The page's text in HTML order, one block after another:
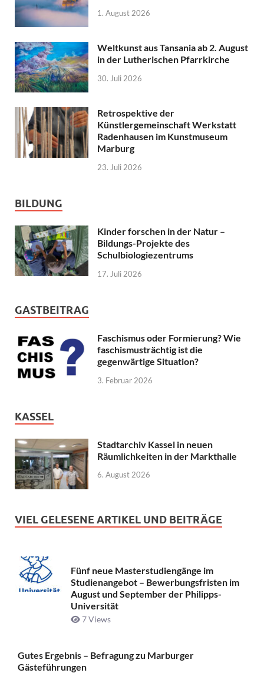
1. August 2026
Weltkunst aus Tansania ab 2. August
in der Lutherischen Pfarrkirche
30. Juli 2026
Retrospektive der
Künstlergemeinschaft Werkstatt
Radenhausen im Kunstmuseum
Marburg
23. Juli 2026
BILDUNG
Kinder forschen in der Natur –
Bildungs-Projekte des
Schulbiologiezentrums
17. Juli 2026
GASTBEITRAG
Faschismus oder Formierung? Wie
faschismusträchtig ist die
gegenwärtige Situation?
3. Februar 2026
KASSEL
Stadtarchiv Kassel in neuen
Räumlichkeiten in der Markthalle
6. August 2026
VIEL GELESENE ARTIKEL UND BEITRÄGE
Fünf neue Masterstudiengänge im
Studienangebot – Bewerbungsfristen im
August und September der Philipps-
Universität
7 Views
Gutes Ergebnis – Befragung zu Marburger
Gästeführungen